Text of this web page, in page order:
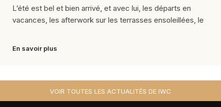
L’été est bel et bien arrivé, et avec lui, les départs en
vacances, les afterwork sur les terrasses ensoleillées, le
En savoir plus
VOIR TOUTES LES ACTUALITÉS DE IWC